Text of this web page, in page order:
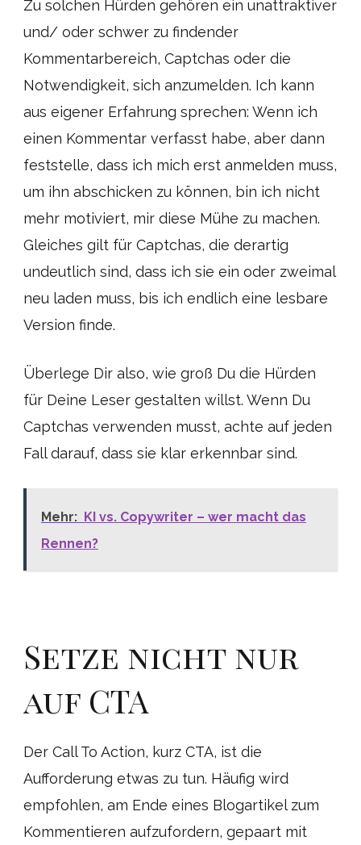
Zu solchen Hürden gehören ein unattraktiver
und/ oder schwer zu findender
Kommentarbereich, Captchas oder die
Notwendigkeit, sich anzumelden. Ich kann
aus eigener Erfahrung sprechen: Wenn ich
einen Kommentar verfasst habe, aber dann
feststelle, dass ich mich erst anmelden muss,
um ihn abschicken zu können, bin ich nicht
mehr motiviert, mir diese Mühe zu machen.
Gleiches gilt für Captchas, die derartig
undeutlich sind, dass ich sie ein oder zweimal
neu laden muss, bis ich endlich eine lesbare
Version finde.
Überlege Dir also, wie groß Du die Hürden
für Deine Leser gestalten willst. Wenn Du
Captchas verwenden musst, achte auf jeden
Fall darauf, dass sie klar erkennbar sind.
Mehr: KI vs. Copywriter – wer macht das
Rennen?
Setze nicht nur
auf CTA
Der Call To Action, kurz CTA, ist die
Aufforderung etwas zu tun. Häufig wird
empfohlen, am Ende eines Blogartikel zum
Kommentieren aufzufordern, gepaart mit